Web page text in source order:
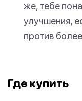
же, тебе
улучшения,
против
Где купить